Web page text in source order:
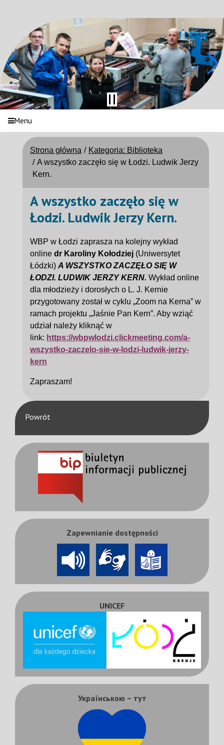
Menu
Strona główna
Kategoria: Biblioteka
A wszystko zaczęło się w Łodzi. Ludwik Jerzy
Kern.
A wszystko zaczęło się w
Łodzi. Ludwik Jerzy Kern.
WBP w Łodzi zaprasza na kolejny wykład
online dr Karoliny Kołodziej (Uniwersytet
Łódzki) A WSZYSTKO ZACZĘŁO SIĘ W
ŁODZI. LUDWIK JERZY KERN. Wykład online
dla młodzieży i dorosłych o L. J. Kernie
przygotowany został w cyklu „Zoom na Kerna” w
ramach projektu „Jaśnie Pan Kern”. Aby wziąć
udział należy kliknąć w
link: https://wbpwlodzi.clickmeeting.com/a-
wszystko-zaczelo-sie-w-lodzi-ludwik-jerzy-
kern
Zapraszam!
Powrót
Zapewnianie dostępności
UNICEF
Українською – тут